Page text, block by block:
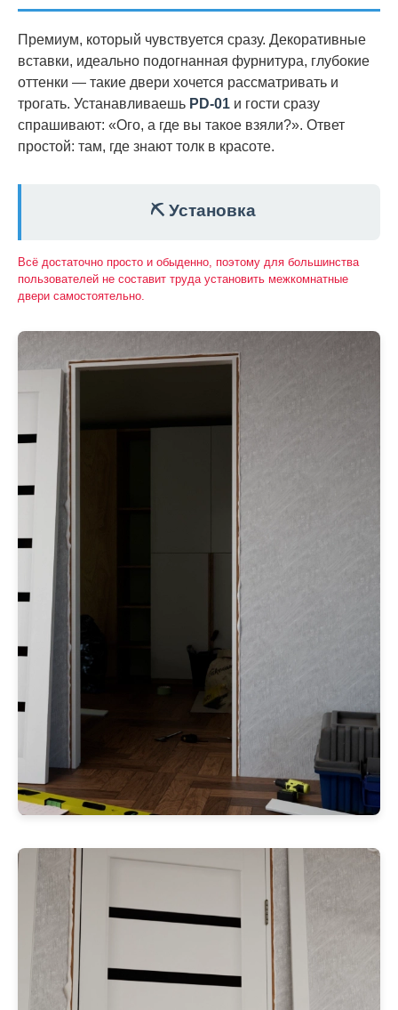
Премиум, который чувствуется сразу. Декоративные
вставки, идеально подогнанная фурнитура, глубокие
оттенки — такие двери хочется рассматривать и
трогать. Устанавливаешь PD-01 и гости сразу
спрашивают: «Ого, а где вы такое взяли?». Ответ
простой: там, где знают толк в красоте.
⛏️ Установка
Всё достаточно просто и обыденно, поэтому для большинства
пользователей не составит труда установить межкомнатные
двери самостоятельно.